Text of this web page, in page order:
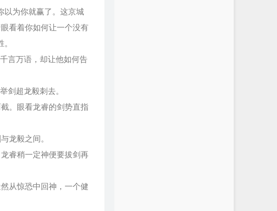
为你就赢了。这京城
看着你如何让一个没有
言万语，却让他如何告
超龙毅刺去。
。眼看龙睿的剑势直指
龙毅之间。
睿稍一定神便要拔剑再
从惊恐中回神，一个健